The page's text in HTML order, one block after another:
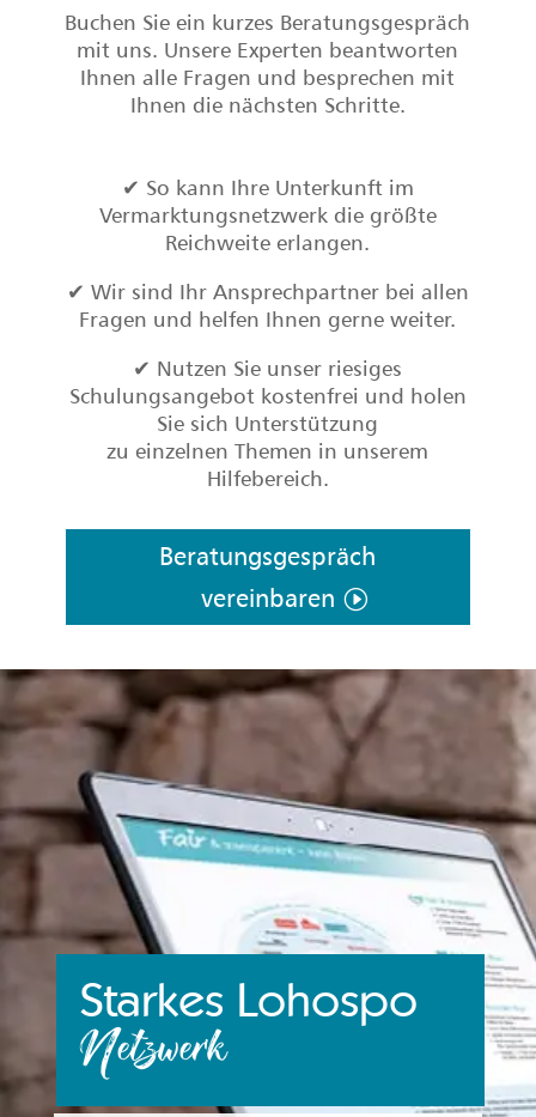
Buchen Sie ein kurzes Beratungsgespräch
mit uns. Unsere Experten beantworten
Ihnen alle Fragen und besprechen mit
Ihnen die nächsten Schritte.
✔ So kann Ihre Unterkunft im
Vermarktungsnetzwerk die größte
Reichweite erlangen.
✔ Wir sind Ihr Ansprechpartner bei allen
Fragen und helfen Ihnen gerne weiter.
✔ Nutzen Sie unser riesiges
Schulungsangebot kostenfrei und holen
Sie sich Unterstützung
zu einzelnen Themen in unserem
Hilfebereich.
Beratungsgespräch
vereinbaren
Starkes Lohospo
Netzwerk